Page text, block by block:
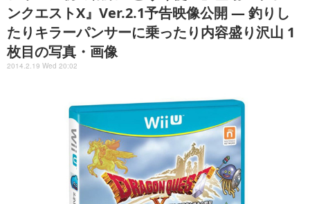
ンクエストX』Ver.2.1予告映像公開 ― 釣りし
たりキラーパンサーに乗ったり内容盛り沢山 1
枚目の写真・画像
2014.2.19 Wed 20:02